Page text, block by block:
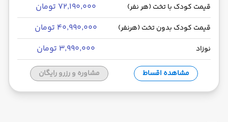
قیمت کودک با تخت (هر نفر) ۷۲٬۱۹۰٬۰۰۰ تومان
قیمت کودک بدون تخت (هرنفر) ۴۰٬۹۹۰٬۰۰۰ تومان
نوزاد ۳٬۹۹۰٬۰۰۰ تومان
مشاهده اقساط مشاوره و رزرو رایگان